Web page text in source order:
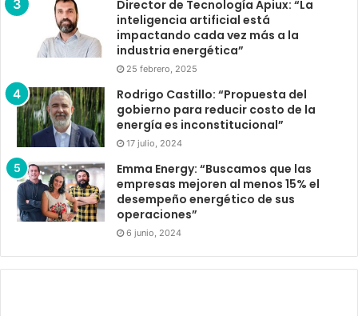
Director de Tecnología Apiux: “La
inteligencia artificial está
impactando cada vez más a la
industria energética”
25 febrero, 2025
Rodrigo Castillo: “Propuesta del
gobierno para reducir costo de la
energía es inconstitucional”
17 julio, 2024
Emma Energy: “Buscamos que las
empresas mejoren al menos 15% el
desempeño energético de sus
operaciones”
6 junio, 2024